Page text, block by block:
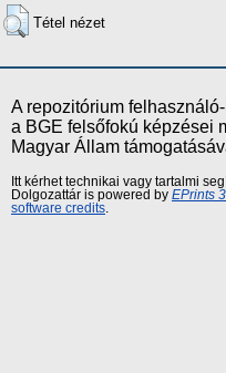
Tétel nézet
A repozitórium
a BGE felsőfokú képzései
Magyar Állam
Itt kérhet technikai vagy tartalmi
Dolgozattár is powered by EPrints 3
software credits